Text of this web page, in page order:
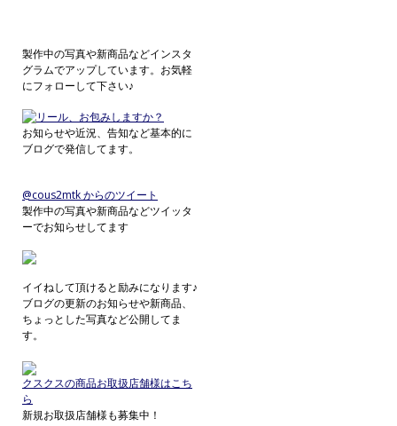
製作中の写真や新商品などインスタ
グラムでアップしています。お気軽
にフォローして下さい♪
お知らせや近況、告知など基本的に
ブログで発信してます。
@cous2mtk からのツイート
製作中の写真や新商品などツイッタ
ーでお知らせしてます
イイねして頂けると励みになります♪
ブログの更新のお知らせや新商品、
ちょっとした写真など公開してま
す。
クスクスの商品お取扱店舗様はこち
ら
新規お取扱店舗様も募集中！